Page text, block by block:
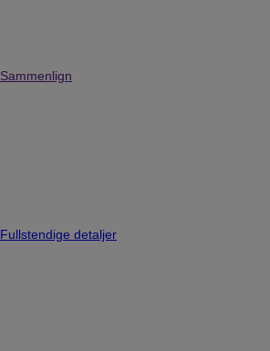
Sammenlign
Fullstendige detaljer